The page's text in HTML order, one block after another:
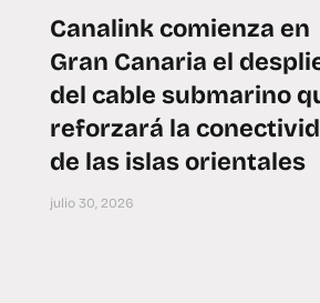
Canalink comienza en
Gran Canaria el
del cable submarino
reforzará la
de las islas orientales
julio 30, 2026